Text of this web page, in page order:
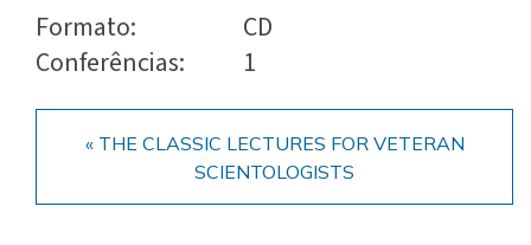
Formato:
CD
Conferências:
1
« THE CLASSIC LECTURES FOR VETERAN
SCIENTOLOGISTS